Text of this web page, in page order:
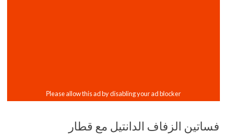
فساتين الزفاف الدانتيل مع قطار